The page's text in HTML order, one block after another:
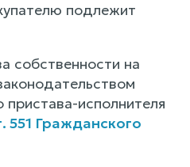
подлежит
собственности на
исполнителя
551 Гражданского